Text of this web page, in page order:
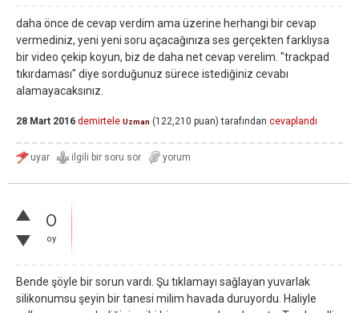
daha önce de cevap verdim ama üzerine herhangi bir cevap
vermediniz, yeni yeni soru açacağınıza ses gerçekten farklıysa
bir video çekip koyun, biz de daha net cevap verelim. "trackpad
tıkırdaması" diye sorduğunuz sürece istediğiniz cevabı
alamayacaksınız.
28 Mart 2016 demirtele Uzman (122,210 puan) tarafından cevaplandı
0
oy
Bende şöyle bir sorun vardı. Şu tıklamayı sağlayan yuvarlak
silikonumsu şeyin bir tanesi milim havada duruyordu. Haliyle